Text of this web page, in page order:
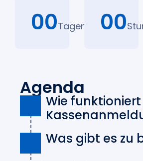
00Tagen 00
Agenda
Wie
Was gibt es zu